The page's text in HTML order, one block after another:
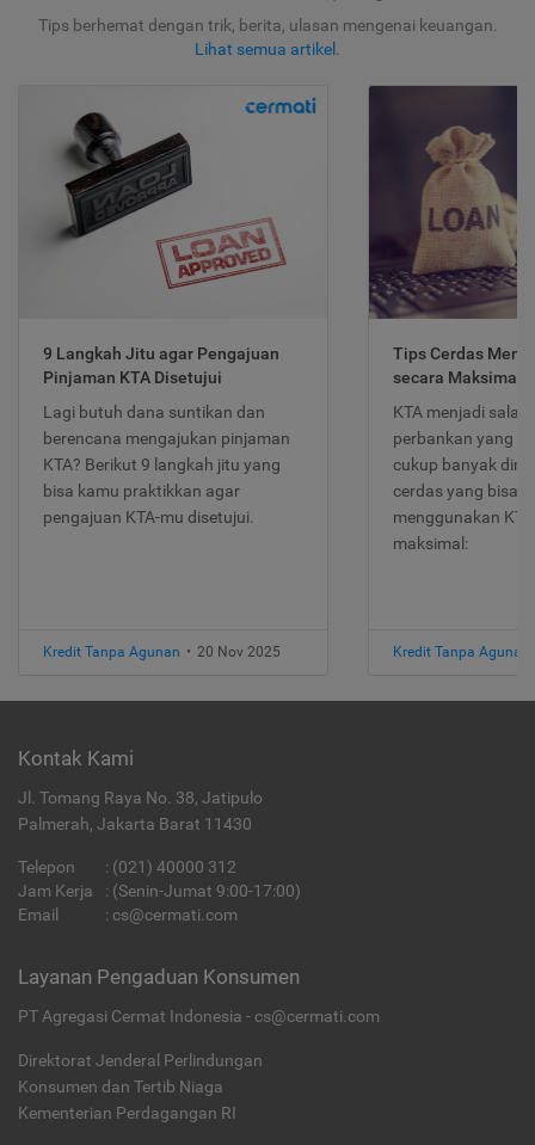
Tips berhemat dengan trik, berita, ulasan mengenai keuangan.
Lihat semua artikel .
9 Langkah Jitu agar Pengajuan
Pinjaman KTA Disetujui
Lagi butuh dana suntikan dan
berencana mengajukan pinjaman
KTA? Berikut 9 langkah jitu yang
bisa kamu praktikkan agar
pengajuan KTA-mu disetujui.
Kredit Tanpa Agunan • 20 Nov 2025
Tips Cerdas
secara Maksimal
KTA menjadi
perbankan yang
cukup banyak
cerdas yang bisa
menggunakan
maksimal:
Kredit Tanpa Agunan
Kontak Kami
Jl. Tomang Raya No. 38, Jatipulo
Palmerah, Jakarta Barat 11430
Telepon : (021) 40000 312
Jam Kerja
: (Senin-Jumat 9:00-17:00)
Email
: cs@cermati.com
Layanan Pengaduan Konsumen
PT Agregasi Cermat Indonesia - cs@cermati.com
Direktorat Jenderal Perlindungan
Konsumen dan Tertib Niaga
Kementerian Perdagangan RI